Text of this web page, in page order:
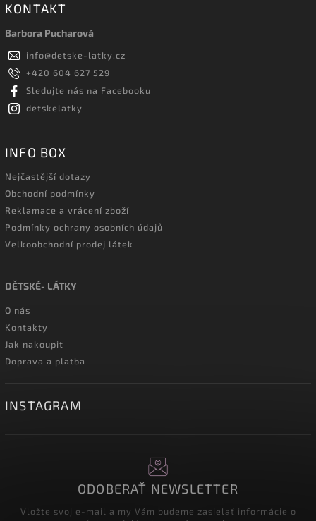
KONTAKT
Barbora Pucharová
info@detske-latky.cz
+420 604 627 529
Sledujte nás na Facebooku
detskelatky
INFO BOX
Nejčastější dotazy
Obchodní podmínky
Reklamace a vrácení zboží
Podmínky ochrany osobních údajů
Velkoobchodní prodej látek
DĚTSKÉ- LÁTKY
O nás
Kontakty
Jak nakoupit
Doprava a platba
INSTAGRAM
ODOBERAŤ NEWSLETTER
Vložte svoj e-mail a my Vám budeme zasielať informácie o